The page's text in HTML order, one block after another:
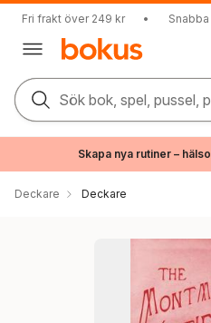
Fri frakt över 249 kr •
Sök bok, spel, pussel,
Skapa nya rutiner –
Deckare Deckare